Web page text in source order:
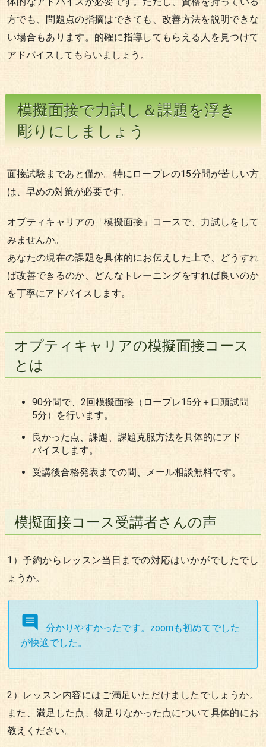
方でも、問題点の指摘はできても、改善方法を説明できな
い場合もあります。的確に指導してもらえる人を見つけて
アドバイスしてもらいましょう。
模擬面接で力試し＆課題を浮き
彫りにしましょう
面接試験まであと僅か。特にロープレの15分間が苦しい方
は、早めの対策が必要です。
オプティキャリアの「模擬面接」コースで、力試しをして
みませんか。
あなたの現在の課題を具体的にお伝えした上で、どうすれ
ば改善できるのか、どんなトレーニングをすれば良いのか
を丁寧にアドバイスします。
オプティキャリアの模擬面接コース
とは
90分間で、2回模擬面接（ロープレ15分＋口頭試問
5分）を行います。
良かった点、課題、課題克服方法を具体的にアド
バイスします。
受講後合格発表までの間、メール相談無料です。
模擬面接コース受講者さんの声
1）予約からレッスン当日までの対応はいかがでしたでし
ょうか。
分かりやすかったです。zoomも初めてでした
が快適でした。
2）レッスン内容にはご満足いただけましたでしょうか。
また、満足した点、物足りなかった点について具体的にお
教えください。